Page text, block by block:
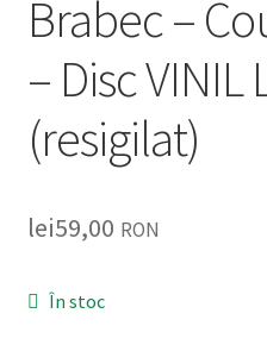
Listă produse
Oferta lunii
Contul meu
Brabec –
– Disc VINIL
(resigilat)
lei59,00 RON
În stoc